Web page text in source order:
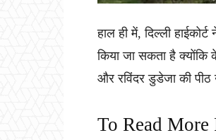
हाल ही में, दिल्ली
किया जा सकता है क्योंकि
और रविंदर डुडेजा की पीठ
To Read More